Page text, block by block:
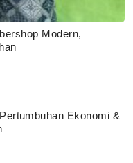
Modern,
Ekonomi &